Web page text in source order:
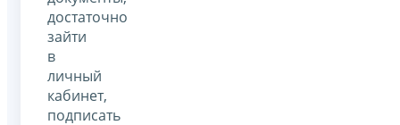
достаточно
зайти
в
личный
кабинет,
подписать